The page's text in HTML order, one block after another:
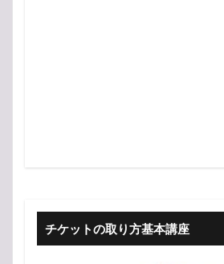
チケットの取り方基本講座